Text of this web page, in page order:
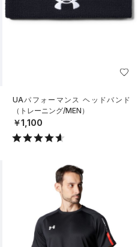
UAパフォーマンス ヘッドバンド
（トレーニング/MEN）
￥1,100